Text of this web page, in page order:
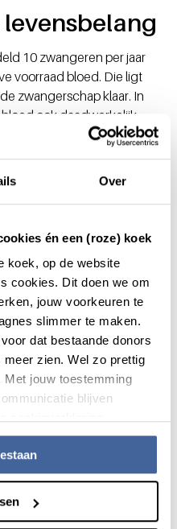
Over
én een (roze) koek
koek, op de website
cookies. Dit doen we om
jouw voorkeuren te
slimmer te maken.
dat bestaande donors
zien. Wel zo prettig
jouw toestemming
blijven
10 zwangeren per jaar
voorraad bloed. Die ligt
zwangerschap klaar. In
ook daadwerkelijk
weinig, maar als een
Met ons gezamenlijke
redden we
meer?
Jessie en Fikreta
betreft een jonge vrouw
haarunieke verhaal.
ernstig ziek door
gevormd tegen de
helpt ook door passend
bij het kind in de
verhaal.